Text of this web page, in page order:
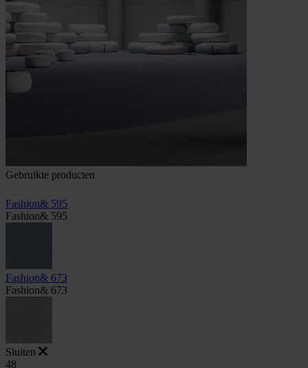
Gebruikte producten
Fashion& 595
Fashion& 595
Fashion& 673
Fashion& 673
Sluiten
48